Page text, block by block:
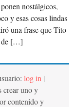
nostálgicos,
y esas cosas lindas
una frase que Tito
de […]
log in |
crear uno y
contenido y